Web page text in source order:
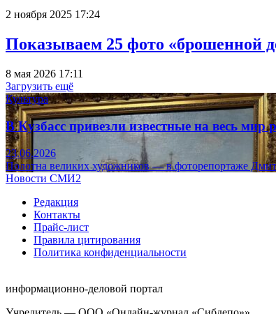
2 ноября 2025 17:24
Показываем 25 фото «брошенной
8 мая 2026 17:11
Загрузить ещё
Культура
В Кузбасс привезли известные на весь
23.06.2026
Полотна великих художников — в фоторепортаже
Новости СМИ2
Редакция
Контакты
Прайс-лист
Правила цитирования
Политика конфиденциальности
информационно-деловой портал